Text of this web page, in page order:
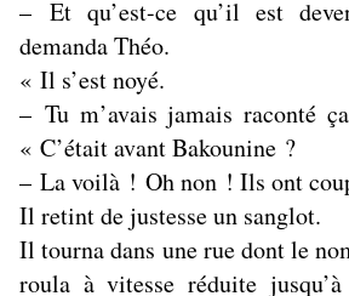
– Et qu’est-ce qu’il est
demanda Théo.
« Il s’est noyé.
– Tu m’avais jamais raconté
« C’était avant Bakounine ?
– La voilà ! Oh non ! Ils ont
Il retint de justesse un sanglot.
Il tourna dans une rue dont le
roula à vitesse réduite